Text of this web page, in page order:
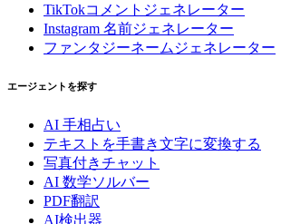
TikTokコメントジェネレーター
Instagram 名前ジェネレーター
ファンタジーネームジェネレーター
エージェントを探す
AI 手相占い
テキストを手書き文字に変換する
写真付きチャット
AI 数学ソルバー
PDF翻訳
AI検出器